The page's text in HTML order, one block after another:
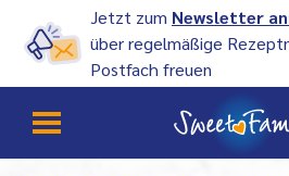
Jetzt zum Newsletter
über regelmäßige
Postfach freuen